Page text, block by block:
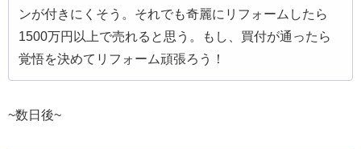
ンが付きにくそう。それでも奇麗にリフォームしたら
1500万円以上で売れると思う。もし、買付が通ったら
覚悟を決めてリフォーム頑張ろう！
~数日後~